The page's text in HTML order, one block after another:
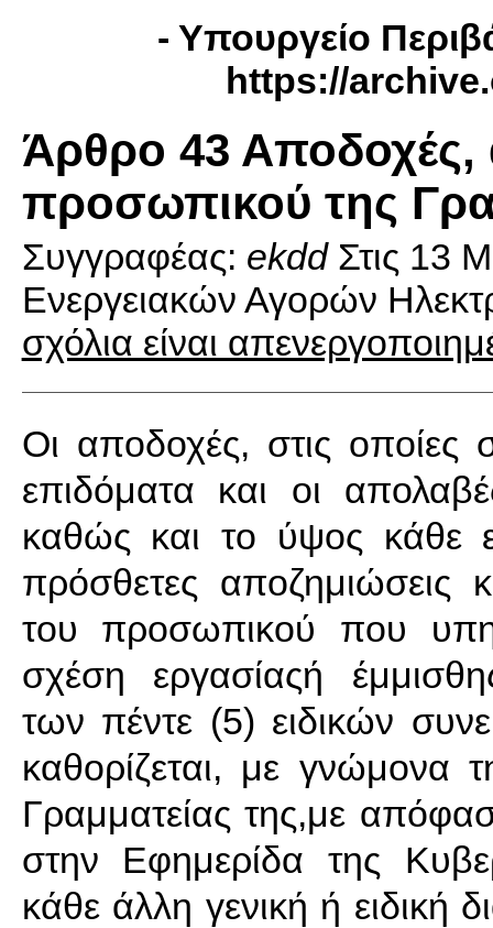
- Yπουργείο
https://
Άρθρο 43 Αποδοχές,
προσωπικού της
Συγγραφέας: ekddΣτις 13
Ενεργειακών Αγορών
σχόλια είναι
Οι αποδοχές, στις οποίες
επιδόματα και οι
καθώς και το ύψος κάθε
πρόσθετες αποζημιώσεις
του προσωπικού που
σχέση εργασίαςή
των πέντε (5) ειδικών
καθορίζεται, με γνώμονα
Γραμματείας της,με
στην Εφημερίδα της
κάθε άλλη γενική ή ειδική